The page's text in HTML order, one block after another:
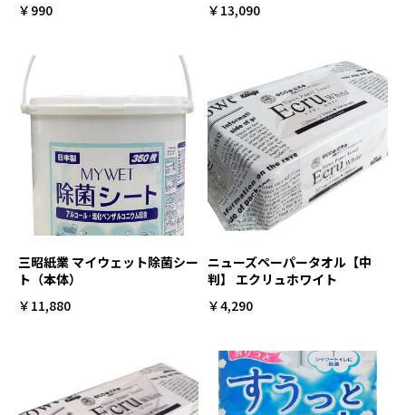
￥990
￥13,090
三昭紙業 マイウェット除菌シー
ト（本体）
￥11,880
ニューズペーパータオル【中
判】 エクリュホワイト
￥4,290